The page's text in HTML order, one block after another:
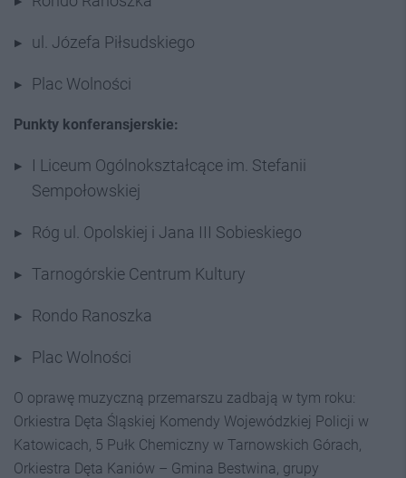
ul. Józefa Piłsudskiego
Plac Wolności
Punkty konferansjerskie:
I Liceum Ogólnokształcące im. Stefanii
Sempołowskiej
Róg ul. Opolskiej i Jana III Sobieskiego
Tarnogórskie Centrum Kultury
Rondo Ranoszka
Plac Wolności
O oprawę muzyczną przemarszu zadbają w tym roku:
Orkiestra Dęta Śląskiej Komendy Wojewódzkiej Policji w
Katowicach, 5 Pułk Chemiczny w Tarnowskich Górach,
Orkiestra Dęta Kaniów – Gmina Bestwina, grupy